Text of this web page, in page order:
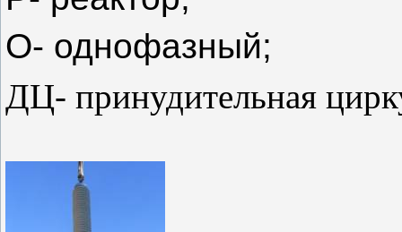
О- однофазный;
ДЦ- принудительная